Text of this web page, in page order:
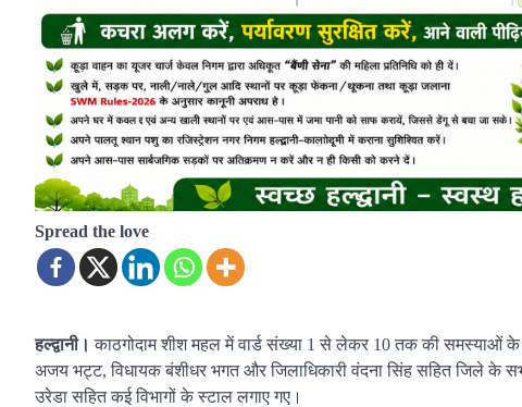
Spread the love
हल्द्वानी।काठगोदाम शीश महल में वार्ड संख्या 1 से लेकर 10 तक की समस्याओं के
अजय भट्ट, विधायक बंशीधर भगत और जिलाधिकारी वंदना सिंह सहित जिले के
उरेडा सहित कई विभागों के स्टाल लगाए गए।